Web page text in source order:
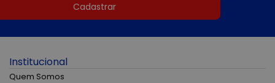
Cadastrar
Institucional
Quem Somos